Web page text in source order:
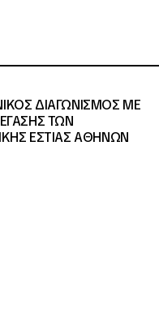
ΔΙΑΓΩΝΙΣΜΟΣ ΜΕ
ΤΩΝ
ΕΣΤΙΑΣ ΑΘΗΝΩΝ